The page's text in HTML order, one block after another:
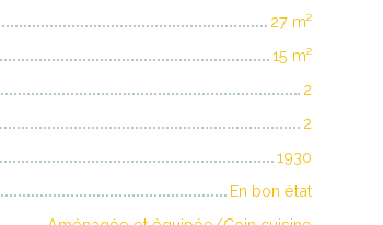
27 m²
15 m²
2
2
1930
En bon état